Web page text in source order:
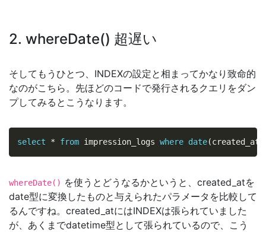
2. whereDate() 超遅い
そしてもうひとつ、INDEXの設定と相まってかなり致命的
なのがこちら。先ほどのコードで発行されるクエリをダン
プしてみるとこうなります。
select * from impression_logs where date(created_at
whereDate() を使うとどうなるかというと、created_atを
date型に変換したものと与えられたパラメータを比較して
るんですね。created_atにはINDEXは張られていました
が、あくまでdatetime型として張られているので、こう